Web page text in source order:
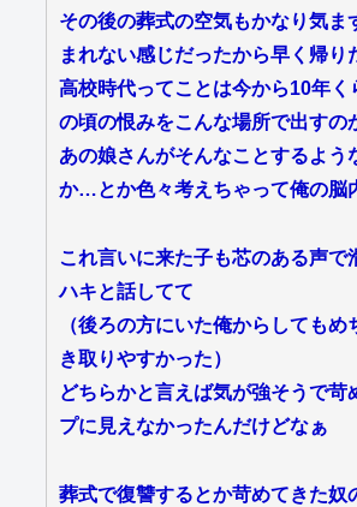
その後の葬式の空気もかなり気ま
まれない感じだったから早く帰り
高校時代ってことは今から10年く
の頃の恨みをこんな場所で出す
あの娘さんがそんなことするよう
か…とか色々考えちゃって俺の脳
これ言いに来た子も芯のある声で
ハキと話してて
（後ろの方にいた俺からしてもめ
き取りやすかった）
どちらかと言えば気が強そうで苛
プに見えなかったんだけどなぁ
葬式で復讐するとか苛めてきた奴